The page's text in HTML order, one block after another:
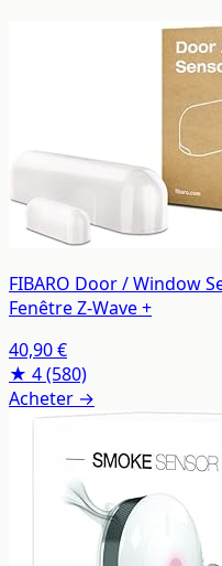
FIBARO Door / Window
Fenêtre Z-Wave +
40,90 €
★ 4(580)
Acheter →